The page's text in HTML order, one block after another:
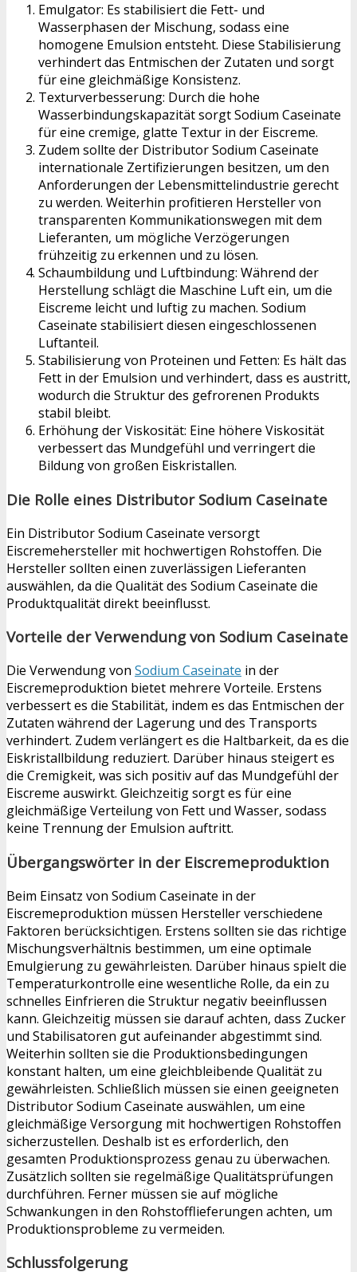
Emulgator: Es stabilisiert die Fett- und
Wasserphasen der Mischung, sodass eine
homogene Emulsion entsteht. Diese Stabilisierung
verhindert das Entmischen der Zutaten und sorgt
für eine gleichmäßige Konsistenz.
Texturverbesserung: Durch die hohe
Wasserbindungskapazität sorgt Sodium Caseinate
für eine cremige, glatte Textur in der Eiscreme.
Zudem sollte der Distributor Sodium Caseinate
internationale Zertifizierungen besitzen, um den
Anforderungen der Lebensmittelindustrie gerecht
zu werden. Weiterhin profitieren Hersteller von
transparenten Kommunikationswegen mit dem
Lieferanten, um mögliche Verzögerungen
frühzeitig zu erkennen und zu lösen.
Schaumbildung und Luftbindung: Während der
Herstellung schlägt die Maschine Luft ein, um die
Eiscreme leicht und luftig zu machen. Sodium
Caseinate stabilisiert diesen eingeschlossenen
Luftanteil.
Stabilisierung von Proteinen und Fetten: Es hält das
Fett in der Emulsion und verhindert, dass es austritt,
wodurch die Struktur des gefrorenen Produkts
stabil bleibt.
Erhöhung der Viskosität: Eine höhere Viskosität
verbessert das Mundgefühl und verringert die
Bildung von großen Eiskristallen.
Die Rolle eines Distributor Sodium Caseinate
Ein Distributor Sodium Caseinate versorgt
Eiscremehersteller mit hochwertigen Rohstoffen. Die
Hersteller sollten einen zuverlässigen Lieferanten
auswählen, da die Qualität des Sodium Caseinate die
Produktqualität direkt beeinflusst.
Vorteile der Verwendung von Sodium Caseinate
Die Verwendung von Sodium Caseinate in der
Eiscremeproduktion bietet mehrere Vorteile. Erstens
verbessert es die Stabilität, indem es das Entmischen der
Zutaten während der Lagerung und des Transports
verhindert. Zudem verlängert es die Haltbarkeit, da es die
Eiskristallbildung reduziert. Darüber hinaus steigert es
die Cremigkeit, was sich positiv auf das Mundgefühl der
Eiscreme auswirkt. Gleichzeitig sorgt es für eine
gleichmäßige Verteilung von Fett und Wasser, sodass
keine Trennung der Emulsion auftritt.
Übergangswörter in der Eiscremeproduktion
Beim Einsatz von Sodium Caseinate in der
Eiscremeproduktion müssen Hersteller verschiedene
Faktoren berücksichtigen. Erstens sollten sie das richtige
Mischungsverhältnis bestimmen, um eine optimale
Emulgierung zu gewährleisten. Darüber hinaus spielt die
Temperaturkontrolle eine wesentliche Rolle, da ein zu
schnelles Einfrieren die Struktur negativ beeinflussen
kann. Gleichzeitig müssen sie darauf achten, dass Zucker
und Stabilisatoren gut aufeinander abgestimmt sind.
Weiterhin sollten sie die Produktionsbedingungen
konstant halten, um eine gleichbleibende Qualität zu
gewährleisten. Schließlich müssen sie einen geeigneten
Distributor Sodium Caseinate auswählen, um eine
gleichmäßige Versorgung mit hochwertigen Rohstoffen
sicherzustellen. Deshalb ist es erforderlich, den
gesamten Produktionsprozess genau zu überwachen.
Zusätzlich sollten sie regelmäßige Qualitätsprüfungen
durchführen. Ferner müssen sie auf mögliche
Schwankungen in den Rohstofflieferungen achten, um
Produktionsprobleme zu vermeiden.
Schlussfolgerung